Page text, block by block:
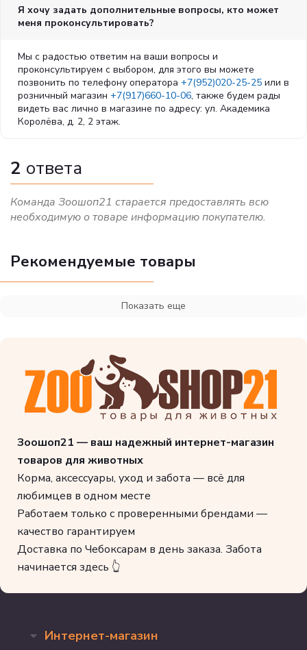
Я хочу задать дополнительные вопросы, кто может
меня проконсультировать?
Мы с радостью ответим на ваши вопросы и
проконсультируем с выбором, для этого вы можете
позвонить по телефону оператора +7(952)020-25-25 или в
розничный магазин +7(917)660-10-06, также будем рады
видеть вас лично в магазине по адресу: ул. Академика
Королёва, д. 2, 2 этаж.
2 ответа
Команда Зоошоп21 старается предоставлять всю
необходимую о товаре информацию покупателю.
Рекомендуемые товары
Показать еще
Зоошоп21 — ваш надежный интернет-магазин
товаров для животных
Корма, аксессуары, уход и забота — всё для
любимцев в одном месте
Работаем только с проверенными брендами —
качество гарантируем
Доставка по Чебоксарам в день заказа. Забота
начинается здесь 👆
Интернет-магазин